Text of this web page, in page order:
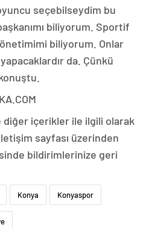
seçebilseydim bu
biliyorum. Sportif
biliyorum. Onlar
da. Çünkü
diğer içerikler ile ilgili olarak
sayfası üzerinden
bildirimlerinize geri
Konya Konyaspor